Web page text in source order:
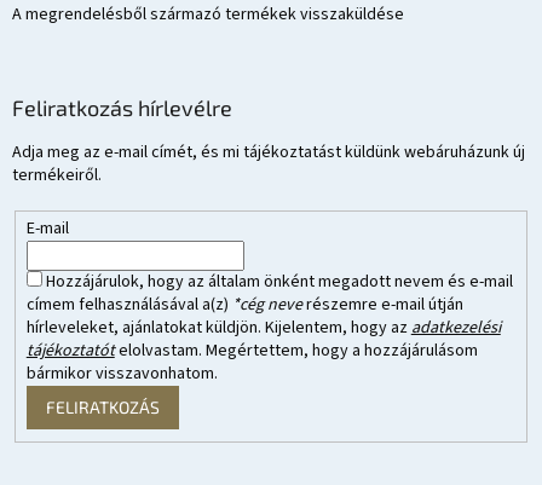
A megrendelésből származó termékek visszaküldése
Feliratkozás hírlevélre
Adja meg az e-mail címét, és mi tájékoztatást küldünk webáruházunk új
termékeiről.
E-mail
Hozzájárulok, hogy az általam önként megadott nevem és e-mail
címem felhasználásával a(z) *cég neverészemre e-mail útján
hírleveleket, ajánlatokat küldjön. Kijelentem, hogy az adatkezelési
tájékoztatótelolvastam. Megértettem, hogy a hozzájárulásom
bármikor visszavonhatom.
FELIRATKOZÁS